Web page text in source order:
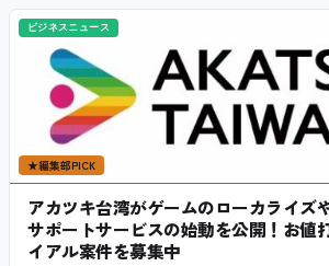
ビジネスニュース
★編集部PICK
アカツキ台湾がゲームのローカライズ
サポートサービスの始動を公開！お値
イアル案件を募集中